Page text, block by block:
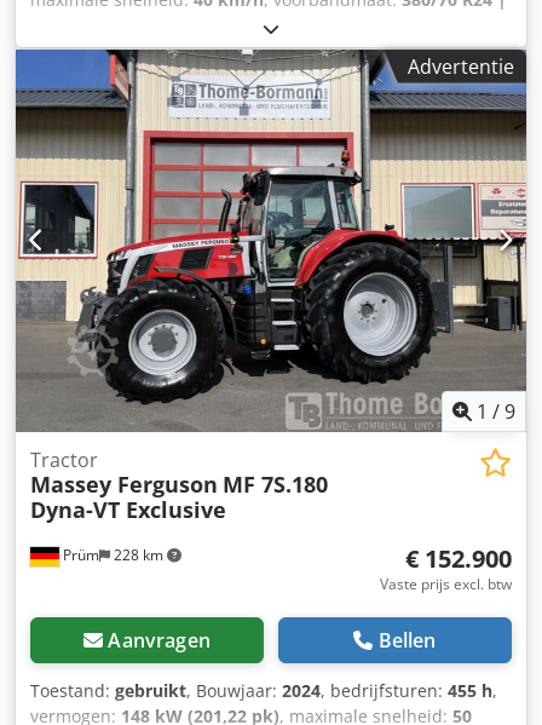
480/70 R34 | 0%
480/70 R34, Banden (v): 380/70 R24, Banden (a): 480/70
R34, Bedrijfsuren: 17_____Standaarduitrusting/technische
gegevensMotorNominaal vermogen (ISO) 68/92 kW/pkMax.
vermogen 70/95 kW/pk bij 2000 tpmMax. koppel 355 Nm
bij 1600 tpmFabrikant / Type: Agco Power / AP 33
AWICEmissiearme motor, 3 cilinders / 3,3l, Stage
VRegelbare turbo, extern gekoelde EGRDOC&SCR, AdBlue-
tank 15L, zonder EGR, zonder roetfilterVerticale uitlaat:
rechts voor de cabine A-stijlTankinhoud 120
literTransmissie 12/12 versnellingen Djdpfx Aqeyy Hifjwekr
Advertentie
1 /9
Prüm 228 km
Tractor
Massey Ferguson MF 7S.180
Dyna-VT Exclusive
€ 152.900
Vaste prijs excl. btw
Aanvragen Bellen
Toestand: gebruikt, Bouwjaar: 2024, bedrijfsturen: 455 h,
vermogen: 148 kW (201,22 pk), maximale snelheid: 50